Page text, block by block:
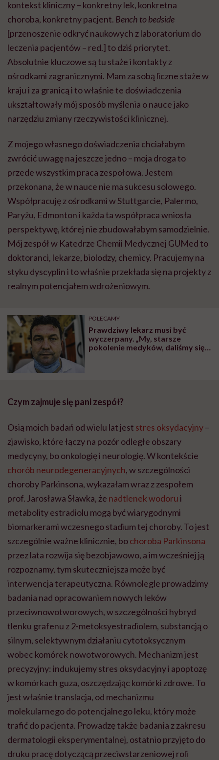
kontekst kliniczny – konkretny lek, konkretna
choroba, konkretny pacjent. Bench to bedside
[przenoszenie odkryć naukowych z laboratorium do
leczenia pacjentów – red.] to dziś priorytet.
Absolutnie kluczowe są tu staże i kontakty z
ośrodkami zagranicznymi. Mam za sobą liczne staże w
kraju i za granicą i to właśnie te doświadczenia
ukształtowały mój sposób myślenia o nauce jako
narzędziu zmiany rzeczywistości klinicznej.
Z mojego własnego doświadczenia chciałabym
zwrócić uwagę na jeszcze jedno – moja droga to
przede wszystkim praca zespołowa. Jestem
przekonana, że w nauce nie ma sukcesu solowego.
Współpracuję z ośrodkami w Stuttgarcie, Palermo,
Paryżu, Edmonton i każda ta współpraca wniosła
perspektywę, której nie zbudowałabym samodzielnie.
Mój zespół w Katedrze Chemii Medycznej GUMed to
doktoranci, lekarze, biolodzy, chemicy. Pracujemy na
styku dyscyplin i to właśnie przekłada się na projekty z
realnym potencjałem wdrożeniowym.
POLECAMY
Prawdziwy lekarz musi być
wyczerpany. „My, starsze
pokolenie medyków, daliśmy się
Czym zajmuje się pani zespół?
Osią moich badań od wielu lat jest stres oksydacyjny–
zjawisko, które łączy na pozór odległe obszary
medycyny, bo onkologię i neurologię. W kontekście
chorób neurodegeneracyjnych, w szczególności
choroby Parkinsona, wykazałam wraz z zespołem
prof. Jarosława Sławka, że nadtlenek wodorui
metabolity estradiolu mogą być wiarygodnymi
biomarkerami wczesnego stadium tej choroby. To jest
szczególnie ważne klinicznie, bochoroba Parkinsona
przez lata rozwija się bezobjawowo, a im wcześniej ją
rozpoznamy, tym skuteczniejsza może być
interwencja terapeutyczna. Równolegle prowadzimy
badania nad opracowaniem nowych leków
przeciwnowotworowych, w szczególności hybryd
tlenku grafenu z 2-metoksyestradiolem, substancją o
silnym, selektywnym działaniu cytotoksycznym
wobec komórek nowotworowych. Mechanizm jest
precyzyjny: indukujemy stres oksydacyjny i apoptozę
w komórkach guza, oszczędzając komórki zdrowe. To
jest właśnie translacja, od mechanizmu
molekularnego do potencjalnego leku, który może
trafić do pacjenta. Prowadzę także badania z zakresu
dermatologii eksperymentalnej, ostatnio przyjęto do
druku pracę dotyczącą przeciwstarzeniowej roli